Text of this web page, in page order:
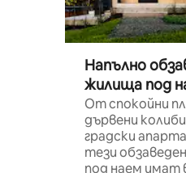
Напълно
жилища под
От спокойни
дървени
градски
тези
под наем имат